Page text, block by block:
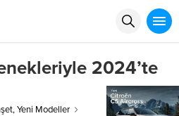
2024’te
,Yeni Modeller